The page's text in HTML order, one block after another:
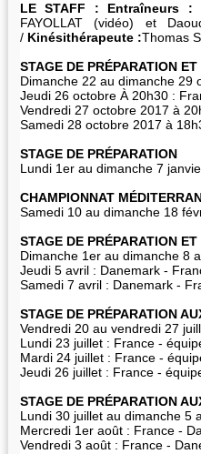
LE STAFF : Entraîneurs :
FAYOLLAT (vidéo) et
/ Kinésithérapeute :Thomas
STAGE DE PRÉPARATION
Dimanche 22 au dimanche 29
Jeudi 26 octobre À 20h30 :
Vendredi 27 octobre 2017 à
Samedi 28 octobre 2017 à
STAGE DE PRÉPARATION
Lundi 1er au dimanche 7
CHAMPIONNAT
Samedi 10 au dimanche 18
STAGE DE PRÉPARATION
Dimanche 1er au dimanche 8
Jeudi 5 avril : Danemark -
Samedi 7 avril : Danemark -
STAGE DE PRÉPARATION
Vendredi 20 au vendredi 27
Lundi 23 juillet : France -
Mardi 24 juillet : France -
Jeudi 26 juillet : France -
STAGE DE PRÉPARATION
Lundi 30 juillet au dimanche 5
Mercredi 1er août : France -
Vendredi 3 août : France -